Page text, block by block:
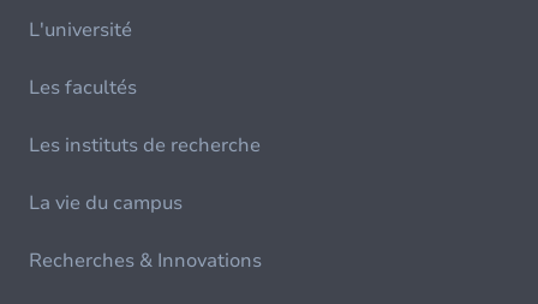
L'université
Les facultés
Les instituts de recherche
La vie du campus
Recherches & Innovations